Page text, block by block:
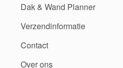
Dak & Wand Planner
Verzendinformatie
Contact
Over ons